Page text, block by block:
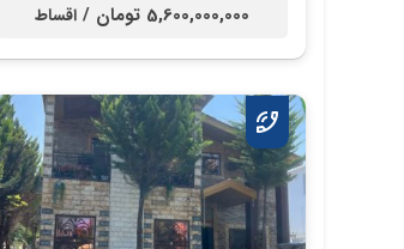
5,600,000,000 تومان / اقساط